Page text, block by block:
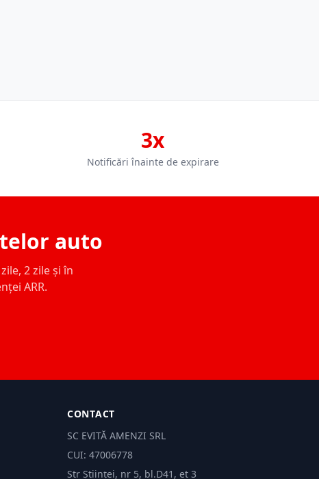
3x
Notificări înainte de expirare
auto
2 zile și în
ARR.
CONTACT
SC EVITĂ AMENZI SRL
CUI: 47006778
Str Științei, nr 5, bl.D41, et 3